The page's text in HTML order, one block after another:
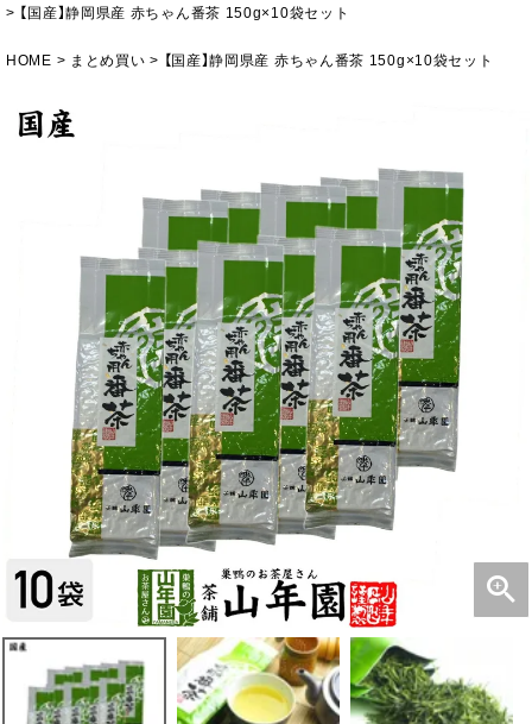
【国産】静岡県産 赤ちゃん番茶 150g×10袋セット
HOME まとめ買い 【国産】静岡県産 赤ちゃん番茶 150g×10袋セット